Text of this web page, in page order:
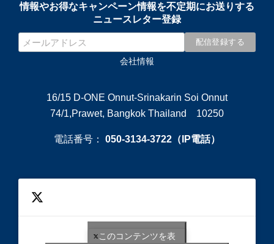
情報やお得なキャンペーン情報を不定期にお送りする
ニュースレター登録
会社情報
16/15 D-ONE Onnut-Srinakarin Soi Onnut
74/1,Prawet, Bangkok Thailand 10250
電話番号： 050-3134-3722（IP電話）
このコンテンツを表